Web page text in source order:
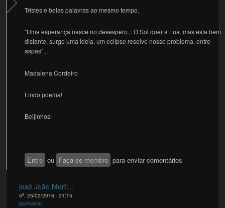
Tristes e belas palavras ao mesmo tempo.
"Uma esperança nasce no desespero... O Sol quer a Lua, mas esta bem
distante, surge uma ideia, um eclípse resolve nosso problema, entre
aspas"...
Madalena Cordeiro
Lindo poema!
Beijinhos!
Entre ou Faça-se membro para enviar comentários
josé João Murti...
5ª, 25/02/2016 - 21:15
permalink